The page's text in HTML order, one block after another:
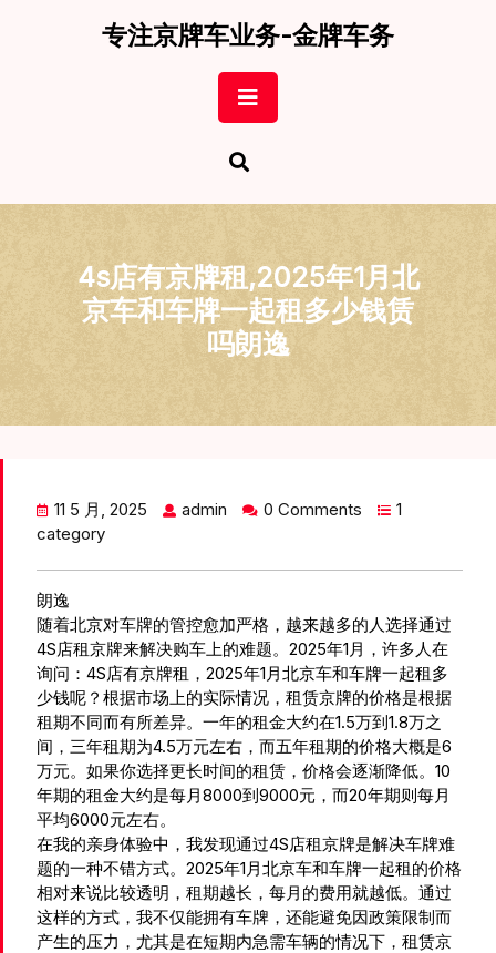
专注京牌车业务-金牌车务
Button
4s店有京牌租,2025年1月北
京车和车牌一起租多少钱赁
吗朗逸
11 5 月, 2025 admin 0 Comments
1
category
朗逸
随着北京对车牌的管控愈加严格，越来越多的人选择通过
4S店租京牌来解决购车上的难题。2025年1月，许多人在
询问：4S店有京牌租，2025年1月北京车和车牌一起租多
少钱呢？根据市场上的实际情况，租赁京牌的价格是根据
租期不同而有所差异。一年的租金大约在1.5万到1.8万之
间，三年租期为4.5万元左右，而五年租期的价格大概是6
万元。如果你选择更长时间的租赁，价格会逐渐降低。10
年期的租金大约是每月8000到9000元，而20年期则每月
平均6000元左右。
在我的亲身体验中，我发现通过4S店租京牌是解决车牌难
题的一种不错方式。2025年1月北京车和车牌一起租的价格
相对来说比较透明，租期越长，每月的费用就越低。通过
这样的方式，我不仅能拥有车牌，还能避免因政策限制而
产生的压力，尤其是在短期内急需车辆的情况下，租赁京